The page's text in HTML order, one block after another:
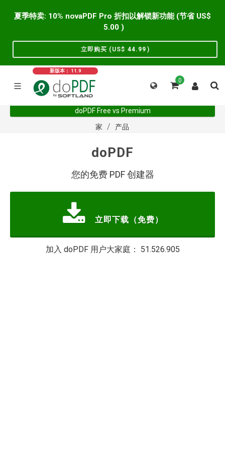
5.00 )
立即购买 (US$ 44.99 )
新版本： 11.9
0
doPDF Free vs Premium
家
产品
doPDF
您的免费 PDF 创建器
立即下载（免费）
加入 doPDF 用户大家庭： 51.526.905